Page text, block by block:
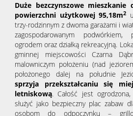
Duże bezczynszowe mieszkanie
powierzchni użytkowej 95,18m2
trzy-rodzinnym z dwoma garażami i
zagospodarowanym podwórkiem,
ogrodem oraz działką rekreacyjną.
gminnej miejscowości Czarna
malowniczym położeniu (nad
położonego dalej na południe
sprzyja przekształcaniu się
letniskową. Całość jest
służyć jako bezpieczny plac zabaw
osobom do odpoczynku –